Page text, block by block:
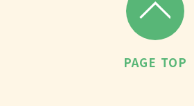
PAGE TOP